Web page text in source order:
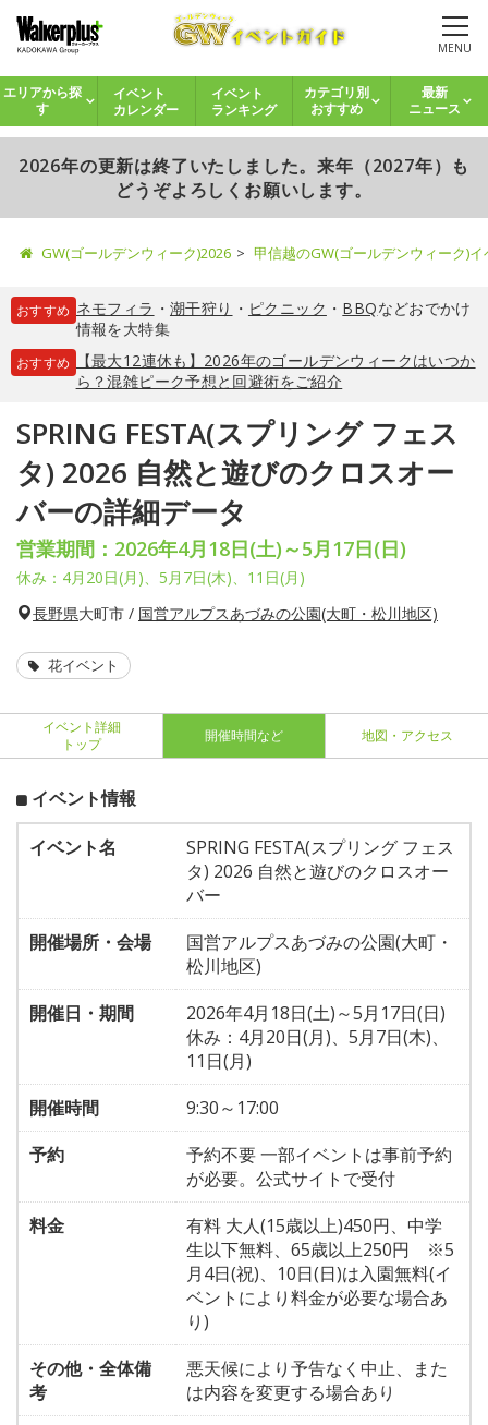
MENU
エリアから探
す
イベント
カレンダー
イベント
ランキング
カテゴリ別
おすすめ
最新
ニュース
2026年の更新は終了いたしました。来年（2027年）も
どうぞよろしくお願いします。
GW(ゴールデンウィーク)2026 甲信越のGW(ゴールデンウィーク)
おすすめ ネモフィラ ・ 潮干狩り ・ ピクニック ・ BBQなどおでかけ
情報を大特集
おすすめ
【最大12連休も】2026年のゴールデンウィークはいつか
ら？混雑ピーク予想と回避術をご紹介
SPRING FESTA(スプリング フェス
タ) 2026 自然と遊びのクロスオー
バーの詳細データ
営業期間：2026年4月18日(土)～5月17日(日)
休み：4月20日(月)、5月7日(木)、11日(月)
長野県大町市 / 国営アルプスあづみの公園(大町・松川地区)
花イベント
イベント詳細
トップ
開催時間など 地図・アクセス
イベント情報
イベント名
SPRING FESTA(スプリング フェス
タ) 2026 自然と遊びのクロスオー
バー
開催場所・会場
国営アルプスあづみの公園(大町・
松川地区)
開催日・期間
2026年4月18日(土)～5月17日(日)
休み：4月20日(月)、5月7日(木)、
11日(月)
開催時間
9:30～17:00
予約
予約不要 一部イベントは事前予約
が必要。公式サイトで受付
料金
有料 大人(15歳以上)450円、中学
生以下無料、65歳以上250円 ※5
月4日(祝)、10日(日)は入園無料(イ
ベントにより料金が必要な場合あ
り)
その他・全体備
考
悪天候により予告なく中止、また
は内容を変更する場合あり